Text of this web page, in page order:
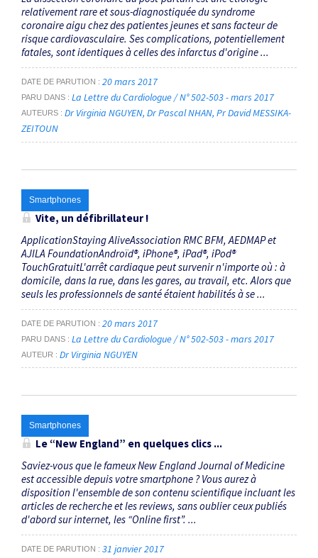
relativement rare et sous-diagnostiquée du syndrome
coronaire aigu chez des patientes jeunes et sans facteur de
risque cardiovasculaire. Ses complications, potentiellement
fatales, sont identiques à celles des infarctus d'origine ...
DATE DE PARUTION 20 mars 2017
PARU DANS La Lettre du Cardiologue / N° 502-503 - mars 2017
AUTEURS Dr Virginia NGUYEN Dr Pascal NHAN Pr David MESSIKA-
ZEITOUN
Smartphones
Vite, un défibrillateur !
ApplicationStaying AliveAssociation RMC BFM, AEDMAP et
AJILA FoundationAndroïd®, iPhone®, iPad®, iPod®
TouchGratuitL'arrêt cardiaque peut survenir n'importe où : à
domicile, dans la rue, dans les gares, au travail, etc. Alors que
seuls les professionnels de santé étaient habilités à se ...
DATE DE PARUTION 20 mars 2017
PARU DANS La Lettre du Cardiologue / N° 502-503 - mars 2017
AUTEUR Dr Virginia NGUYEN
Smartphones
Le “New England” en quelques clics ...
Saviez-vous que le fameux New England Journal of Medicine
est accessible depuis votre smartphone ? Vous aurez à
disposition l'ensemble de son contenu scientifique incluant les
articles de recherche et les reviews, sans oublier ceux publiés
d'abord sur internet, les “Online first”. ...
DATE DE PARUTION 31 janvier 2017